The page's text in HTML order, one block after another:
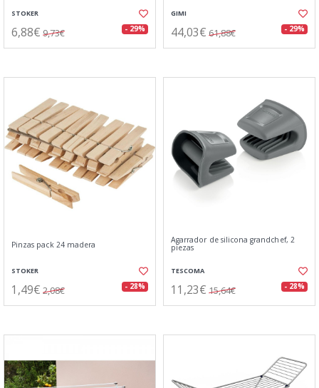
STOKER
6,88€ 9,73€ - 29%
GIMI
44,03€ 61,88€ - 29%
Pinzas pack 24 madera
STOKER
1,49€ 2,08€ - 28%
Agarrador de silicona grandchef, 2
piezas
TESCOMA
11,23€ 15,64€ - 28%